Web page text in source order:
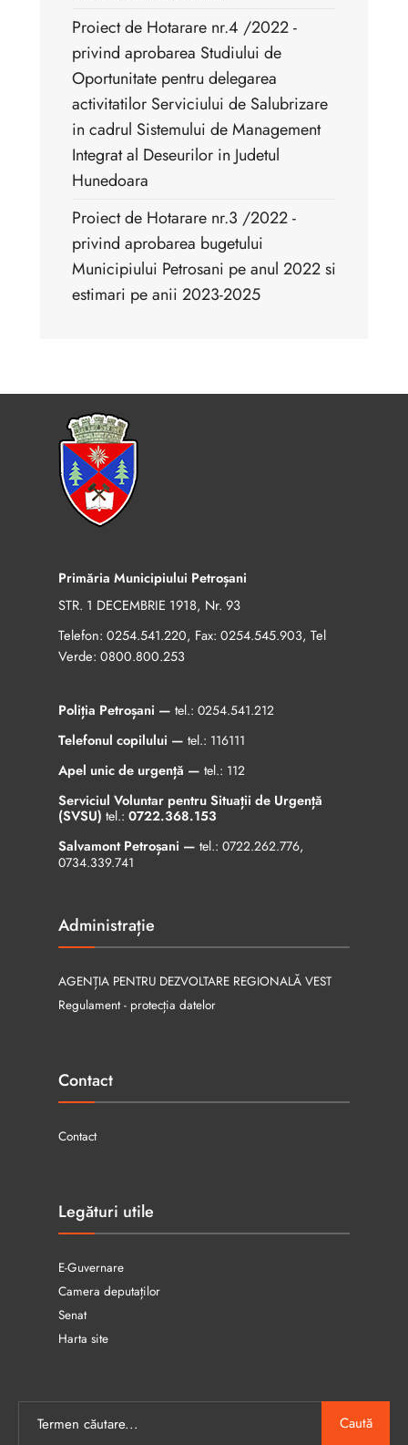
Proiect de Hotarare nr.4 /2022 -
privind aprobarea Studiului de
Oportunitate pentru delegarea
activitatilor Serviciului de Salubrizare
in cadrul Sistemului de Management
Integrat al Deseurilor in Judetul
Hunedoara
Proiect de Hotarare nr.3 /2022 -
privind aprobarea bugetului
Municipiului Petrosani pe anul 2022 si
estimari pe anii 2023-2025
Primăria Municipiului Petroșani
STR. 1 DECEMBRIE 1918, Nr. 93
Telefon: 0254.541.220, Fax: 0254.545.903, Tel
Verde: 0800.800.253
Poliția Petroșani — tel.: 0254.541.212
Telefonul copilului — tel.: 116111
Apel unic de urgență — tel.: 112
Serviciul Voluntar pentru Situații de Urgență
(SVSU) tel.: 0722.368.153
Salvamont Petroșani — tel.: 0722.262.776,
0734.339.741
Administrație
AGENȚIA PENTRU DEZVOLTARE REGIONALĂ VEST
Regulament - protecția datelor
Contact
Contact
Legături utile
E-Guvernare
Camera deputaților
Senat
Harta site
Caută